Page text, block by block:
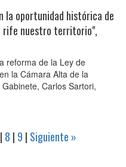
la oportunidad histórica de
rife nuestro territorio",
reforma de la Ley de
la Cámara Alta de la
Carlos Sartori,
| 8 | 9 | Siguiente »